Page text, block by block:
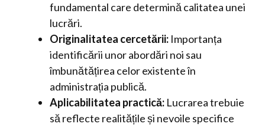
fundamental care determină calitatea unei
lucrări.
Originalitatea cercetării: Importanța
identificării unor abordări noi sau
îmbunătățirea celor existente în
administrația publică.
Aplicabilitatea practică: Lucrarea trebuie
să reflecte realitățile și nevoile specifice